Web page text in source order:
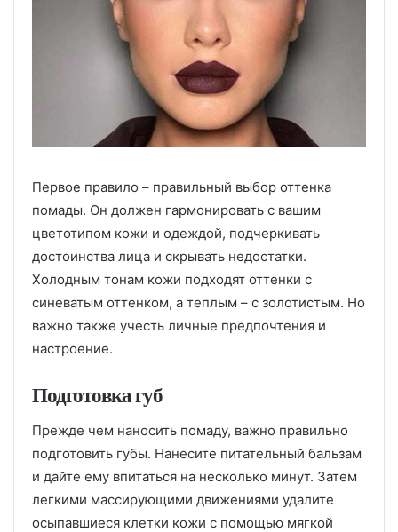
Первое правило – правильный выбор оттенка
помады. Он должен гармонировать с вашим
цветотипом кожи и одеждой, подчеркивать
достоинства лица и скрывать недостатки.
Холодным тонам кожи подходят оттенки с
синеватым оттенком, а теплым – с золотистым. Но
важно также учесть личные предпочтения и
настроение.
Подготовка губ
Прежде чем наносить помаду, важно правильно
подготовить губы. Нанесите питательный бальзам
и дайте ему впитаться на несколько минут. Затем
легкими массирующими движениями удалите
осыпавшиеся клетки кожи с помощью мягкой